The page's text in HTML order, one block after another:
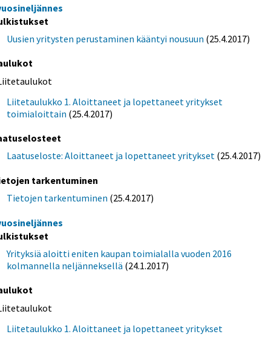
Uusien yritysten perustaminen kääntyi nousuun (25.4.2017)
Liitetaulukko 1. Aloittaneet ja lopettaneet yritykset
toimialoittain (25.4.2017)
Laatuseloste: Aloittaneet ja lopettaneet yritykset (25.4.2017)
tarkentuminen
Tietojen tarkentuminen (25.4.2017)
Yrityksiä aloitti eniten kaupan toimialalla vuoden 2016
kolmannella neljänneksellä (24.1.2017)
Liitetaulukko 1. Aloittaneet ja lopettaneet yritykset